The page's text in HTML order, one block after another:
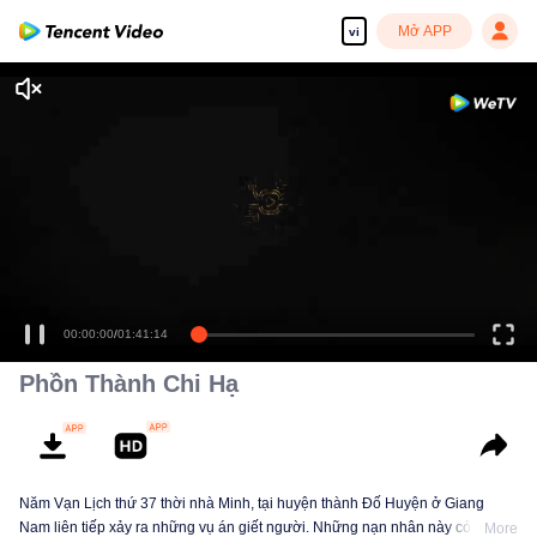
vi Mở APP
00:00:00/01:41:14
Phồn Thành Chi Hạ
Năm Vạn Lịch thứ 37 thời nhà Minh, tại huyện thành Đố Huyện ở Giang
Nam liên tiếp xảy ra những vụ án giết người. Những nạn nhân này có thânMore